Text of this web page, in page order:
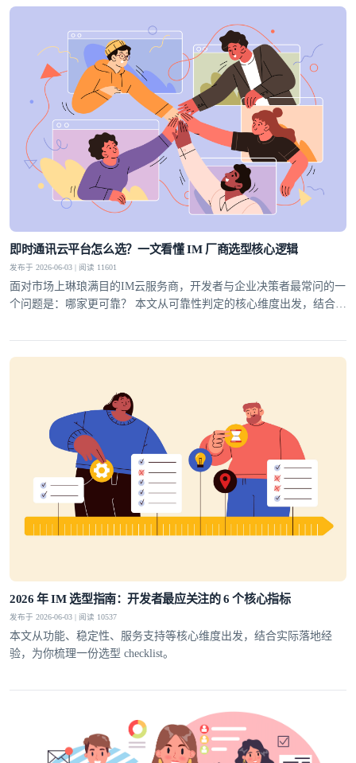
即时通讯云平台怎么选？一文看懂 IM 厂商选型核心逻辑
发布于 2026-06-03 | 阅读 11601
面对市场上琳琅满目的IM云服务商，开发者与企业决策者最常问的一
个问题是：哪家更可靠？ 本文从可靠性判定的核心维度出发，结合行
2026 年 IM 选型指南：开发者最应关注的 6 个核心指标
发布于 2026-06-03 | 阅读 10537
本文从功能、稳定性、服务支持等核心维度出发，结合实际落地经
验，为你梳理一份选型 checklist。